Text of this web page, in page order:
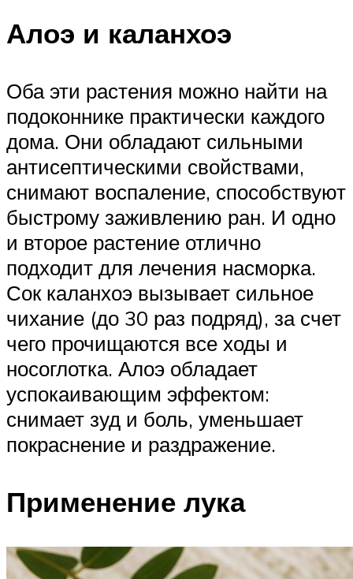
Алоэ и каланхоэ
Оба эти растения можно найти на
подоконнике практически каждого
дома. Они обладают сильными
антисептическими свойствами,
снимают воспаление, способствуют
быстрому заживлению ран. И одно
и второе растение отлично
подходит для лечения насморка.
Сок каланхоэ вызывает сильное
чихание (до 30 раз подряд), за счет
чего прочищаются все ходы и
носоглотка. Алоэ обладает
успокаивающим эффектом:
снимает зуд и боль, уменьшает
покраснение и раздражение.
Применение лука